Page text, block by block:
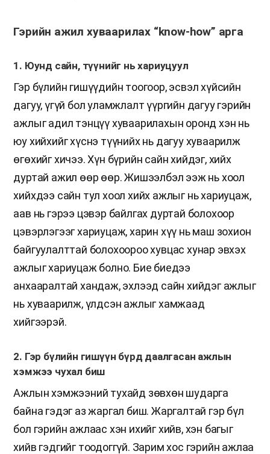
Гэрийн ажил хуваарилах “know-how” арга
1. Юунд сайн, түүнийг нь хариуцуул
Гэр бүлийн гишүүдийн тоогоор, эсвэл хүйсийн
дагуу, үгүй бол уламжлалт үүргийн дагуу гэрийн
ажлыг адил тэнцүү хуваарилахын оронд хэн нь
юу хийхийг хүснэ түүнийх нь дагуу хуваарилж
өгөхийг хичээ. Хүн бүрийн сайн хийдэг, хийх
дуртай ажил өөр өөр. Жишээлбэл ээж нь хоол
хийхдээ сайн тул хоол хийх ажлыг нь хариуцаж,
аав нь гэрээ цэвэр байлгах дуртай болохоор
цэвэрлэгээг хариуцаж, харин хүү нь маш зохион
байгуулалттай болохоороо хувцас хунар эвхэх
ажлыг хариуцаж болно. Бие биедээ
анхааралтай хандаж, эхлээд сайн хийдэг ажлыг
нь хуваарилж, үлдсэн ажлыг хамжаад
хийгээрэй.
2. Гэр бүлийн гишүүн бүрд даалгасан ажлын
хэмжээ чухал биш
Ажлын хэмжээний тухайд зөвхөн шударга
байна гэдэг аз жаргал биш. Жаргалтай гэр бүл
бол гэрийн ажлаас хэн ихийг хийв, хэн багыг
хийв гэдгийг тоодоггүй. Зарим хос гэрийн ажлаа